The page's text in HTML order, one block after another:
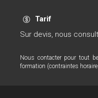

Tarif
Sur devis, nous
Nous contacter pour tout
formation (contraintes